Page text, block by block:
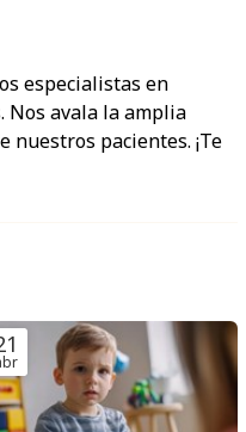
especialistas en
Nos avala la amplia
pacientes. ¡Te